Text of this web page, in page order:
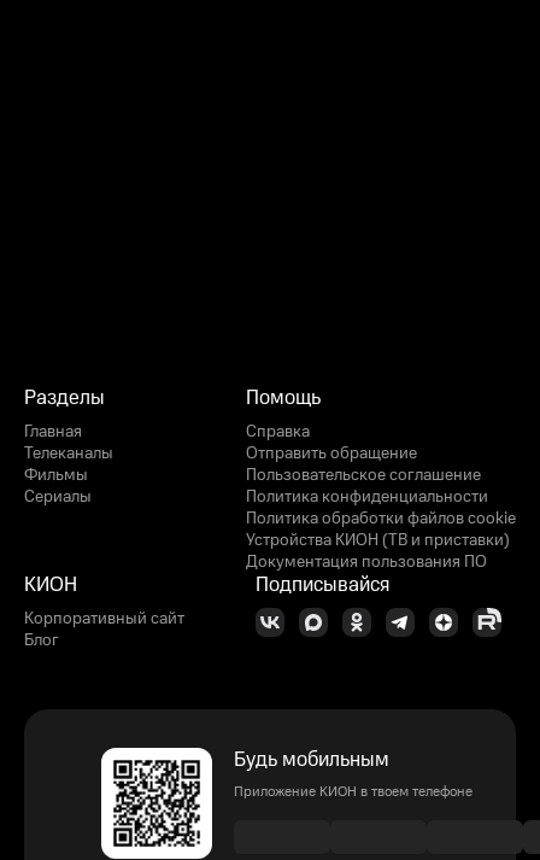
Разделы
Главная
Телеканалы
Фильмы
Сериалы
Помощь
Справка
Отправить обращение
Пользовательское соглашение
Политика конфиденциальности
Политика обработки файлов cookie
Устройства КИОН (ТВ и приставки)
Документация пользования ПО
КИОН
Корпоративный сайт
Блог
Подписывайся
Будь мобильным
Приложение КИОН в твоем телефоне